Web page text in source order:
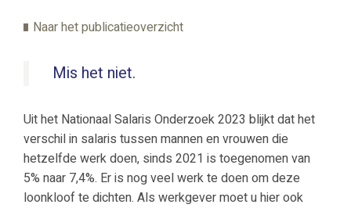
Naar het publicatieoverzicht
Mis het niet.
Uit het Nationaal Salaris Onderzoek 2023 blijkt dat het
verschil in salaris tussen mannen en vrouwen die
hetzelfde werk doen, sinds 2021 is toegenomen van
5% naar 7,4%. Er is nog veel werk te doen om deze
loonkloof te dichten. Als werkgever moet u hier ook